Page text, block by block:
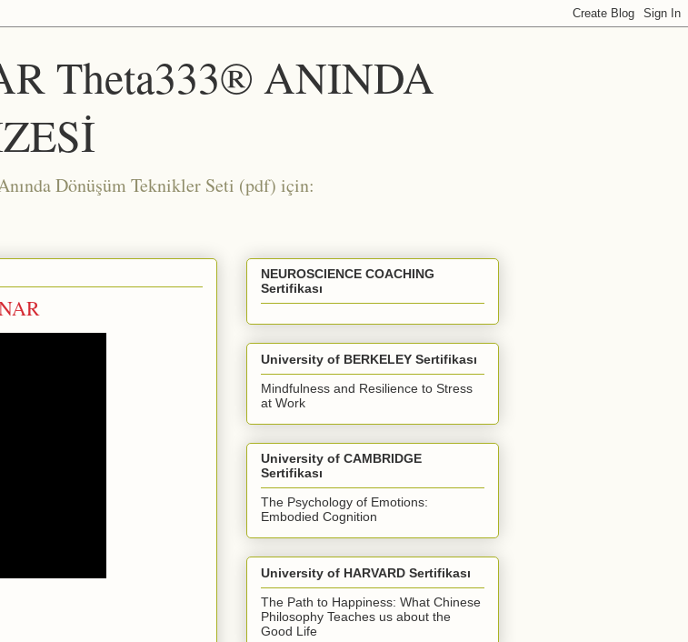
Theta333® ANINDA
Dönüşüm Teknikler Seti (pdf) için:
NEUROSCIENCE COACHING
Sertifikası
University of BERKELEY Sertifikası
Mindfulness and Resilience to Stress
at Work
University of CAMBRIDGE
Sertifikası
The Psychology of Emotions:
Embodied Cognition
University of HARVARD Sertifikası
The Path to Happiness: What Chinese
Philosophy Teaches us about the
Good Life